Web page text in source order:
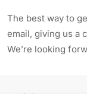
The best way to
email, giving us a
We’re looking